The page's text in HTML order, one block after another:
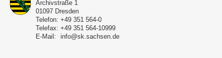
Archivstraße 1
01097 Dresden
Telefon: +49 351 564-0
Telefax: +49 351 564-10999
E-Mail:
info@sk.sachsen.de